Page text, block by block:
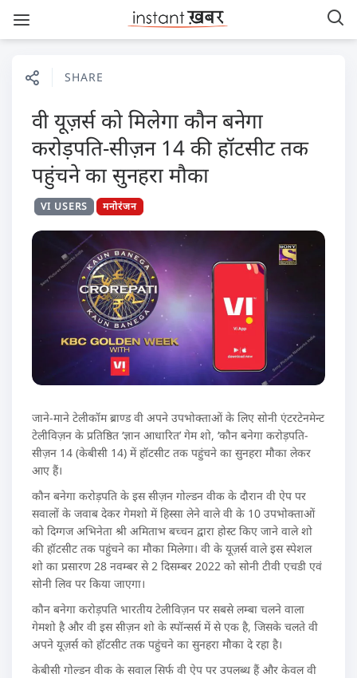
SHARE
वी यूज़र्स को मिलेगा कौन बनेगा
करोड़पति-सीज़न 14 की हॉटसीट तक
पहुंचने का सुनहरा मौका
VI USERS मनोरंजन
जाने-माने टेलीकॉम ब्राण्ड वी अपने उपभोक्ताओं के लिए सोनी एंटरटेनमेन्ट
टेलीविज़न के प्रतिष्ठित ‘ज्ञान आधारित’ गेम शो, ‘कौन बनेगा करोड़पति-
सीज़न 14 (केबीसी 14) में हॉटसीट तक पहुंचने का सुनहरा मौका लेकर
आए हैं।
कौन बनेगा करोड़पति के इस सीज़न गोल्डन वीक के दौरान वी ऐप पर
सवालों के जवाब देकर गेमशो में हिस्सा लेने वाले वी के 10 उपभोक्ताओं
को दिग्गज अभिनेता श्री अमिताभ बच्चन द्वारा होस्ट किए जाने वाले शो
की हॉटसीट तक पहुंचने का मौका मिलेगा। वी के यूज़र्स वाले इस स्पेशल
शो का प्रसारण 28 नवम्बर से 2 दिसम्बर 2022 को सोनी टीवी एचडी एवं
सोनी लिव पर किया जाएगा।
कौन बनेगा करोड़पति भारतीय टेलीविज़न पर सबसे लम्बा चलने वाला
गेमशो है और वी इस सीज़न शो के स्पॉन्सर्स में से एक है, जिसके चलते वी
अपने यूज़र्स को हॉटसीट तक पहुंचने का सुनहरा मौका दे रहा है।
केबीसी गोल्डन वीक के सवाल सिर्फ वी ऐप पर उपलब्ध हैं और केवल वी